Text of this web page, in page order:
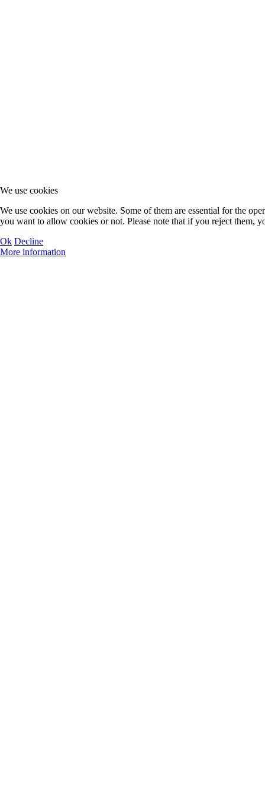
We use cookies
We use cookies on our website. Some of them are essential for the
you want to allow cookies or not. Please note that if you reject them,
Ok Decline
More information